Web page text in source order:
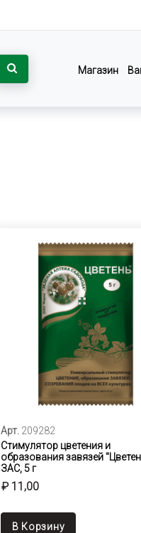
Магазин
Арт. 209282
Стимулятор цветения и
образования завязей
ЗАС, 5 г
₽ 11,00
В Корзину